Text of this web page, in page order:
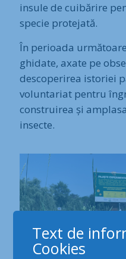
insule de cuibărire
specie protejată.
În perioada
ghidate, axate pe
descoperirea istoriei
voluntariat pentru
construirea și
insecte.
Text de
Cookies